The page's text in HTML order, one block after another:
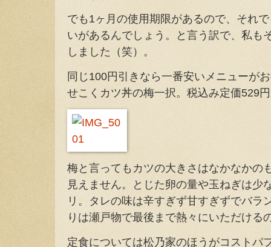
でも1ヶ月の使用期限があるので、それ
いがあるんでしょう。と言う訳で、私も
しました（笑）。
同じ100円引きなら一番安いメニューが
せこくカツ丼の梅一択。税込み定価529
梅と言ってもカツの大きさはなかなかの
見えません。とじた卵の量や玉ねぎは少
リ。タレの味は辛すぎず甘すぎずでバラ
りは瀬戸物で最後まで熱々にいただける
定食については松乃家のほうがコストパ